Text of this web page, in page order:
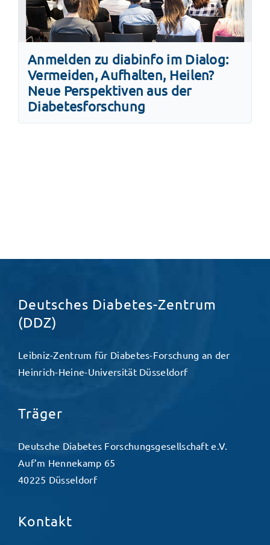
Anmelden zu diabinfo im Dialog:
Vermeiden, Aufhalten, Heilen?
Neue Perspektiven aus der
Diabetesforschung
Deutsches Diabetes-Zentrum
(DDZ)
Leibniz-Zentrum für Diabetes-Forschung an der
Heinrich-Heine-Universität Düsseldorf
Träger
Deutsche Diabetes Forschungsgesellschaft e.V.
Auf’m Hennekamp 65
40225 Düsseldorf
Kontakt